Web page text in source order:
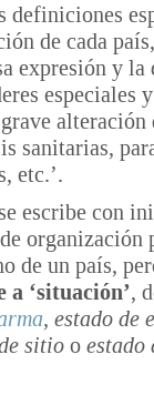
definiciones
de cada
expresión y
especiales
sanitarias,
etc.’.
escribe con
de un país,
a ‘situación’,
, estado de
sitio o estado